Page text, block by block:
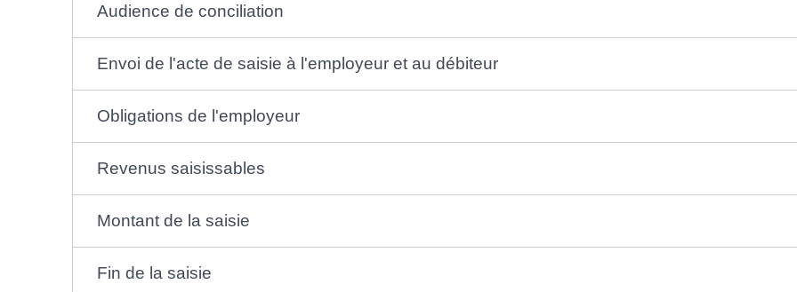
Audience de conciliation
Envoi de l'acte de saisie à l'employeur et au débiteur
Obligations de l'employeur
Revenus saisissables
Montant de la saisie
Fin de la saisie